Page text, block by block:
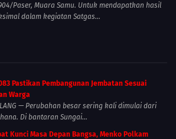
Paser, Muara Samu. Untuk mendapatkan hasil
dalam kegiatan Satgas...
Pastikan Pembangunan Jembatan Sesuai
Warga
— Perubahan besar sering kali dimulai dari
Di bantaran Sungai...
Kunci Masa Depan Bangsa, Menko Polkam